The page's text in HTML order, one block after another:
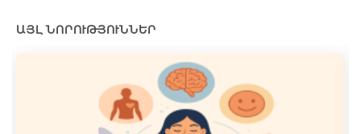
Vitamins
ԱՅԼ ՆՈՐՈՒԹՅՈՒՆՆԵՐ